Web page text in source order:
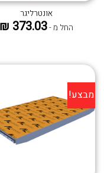
אונטרליגר
החל מ -373.03
₪
מבצע!